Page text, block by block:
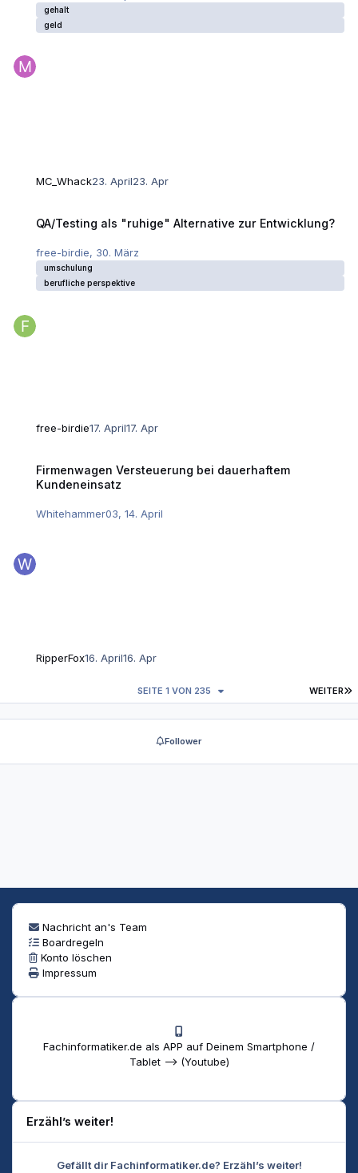
gehalt
geld
MC_Whack23. April23. Apr
QA/Testing als "ruhige" Alternative zur Entwicklung?
free-birdie, 30. März
umschulung
berufliche perspektive
free-birdie17. April17. Apr
Firmenwagen Versteuerung bei dauerhaftem
Kundeneinsatz
Whitehammer03, 14. April
RipperFox16. April16. Apr
WEITER
SEITE 1 VON 235
Follower
Nachricht an's Team
Boardregeln
Konto löschen
Impressum
Fachinformatiker.de als APP auf Deinem Smartphone /
Tablet --> (Youtube)
Erzähl’s weiter!
Gefällt dir Fachinformatiker.de? Erzähl’s weiter!